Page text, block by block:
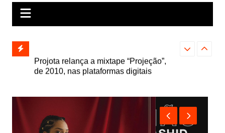
e abre
autoral,
de 2010, nas plataformas digitais
Farofa